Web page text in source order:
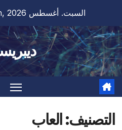
content
السبت. أغسطس 8th, 2026
التصنيف: العاب